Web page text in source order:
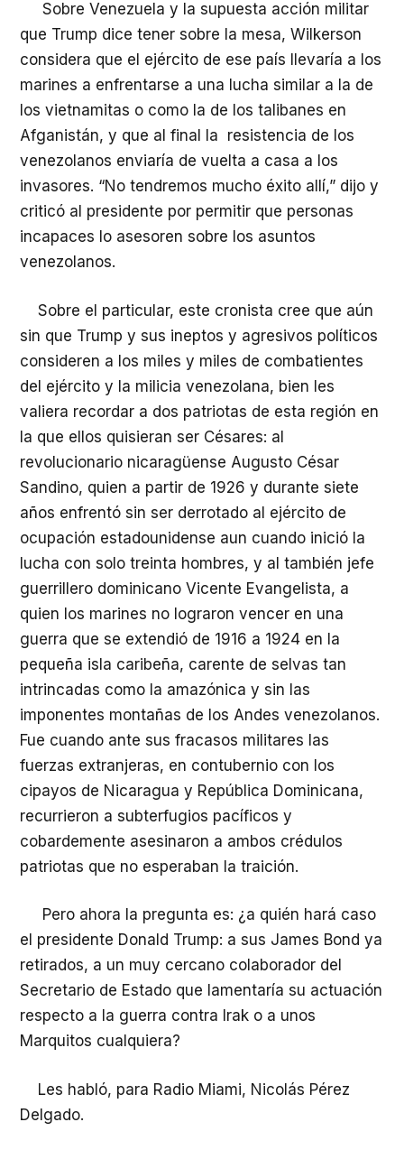
Sobre Venezuela y la supuesta acción militar
que Trump dice tener sobre la mesa, Wilkerson
considera que el ejército de ese país llevaría a los
marines a enfrentarse a una lucha similar a la de
los vietnamitas o como la de los talibanes en
Afganistán, y que al final la resistencia de los
venezolanos enviaría de vuelta a casa a los
invasores. “No tendremos mucho éxito allí,” dijo y
criticó al presidente por permitir que personas
incapaces lo asesoren sobre los asuntos
venezolanos.
Sobre el particular, este cronista cree que aún
sin que Trump y sus ineptos y agresivos políticos
consideren a los miles y miles de combatientes
del ejército y la milicia venezolana, bien les
valiera recordar a dos patriotas de esta región en
la que ellos quisieran ser Césares: al
revolucionario nicaragüense Augusto César
Sandino, quien a partir de 1926 y durante siete
años enfrentó sin ser derrotado al ejército de
ocupación estadounidense aun cuando inició la
lucha con solo treinta hombres, y al también jefe
guerrillero dominicano Vicente Evangelista, a
quien los marines no lograron vencer en una
guerra que se extendió de 1916 a 1924 en la
pequeña isla caribeña, carente de selvas tan
intrincadas como la amazónica y sin las
imponentes montañas de los Andes venezolanos.
Fue cuando ante sus fracasos militares las
fuerzas extranjeras, en contubernio con los
cipayos de Nicaragua y República Dominicana,
recurrieron a subterfugios pacíficos y
cobardemente asesinaron a ambos crédulos
patriotas que no esperaban la traición.
Pero ahora la pregunta es: ¿a quién hará caso
el presidente Donald Trump: a sus James Bond ya
retirados, a un muy cercano colaborador del
Secretario de Estado que lamentaría su actuación
respecto a la guerra contra Irak o a unos
Marquitos cualquiera?
Les habló, para Radio Miami, Nicolás Pérez
Delgado.